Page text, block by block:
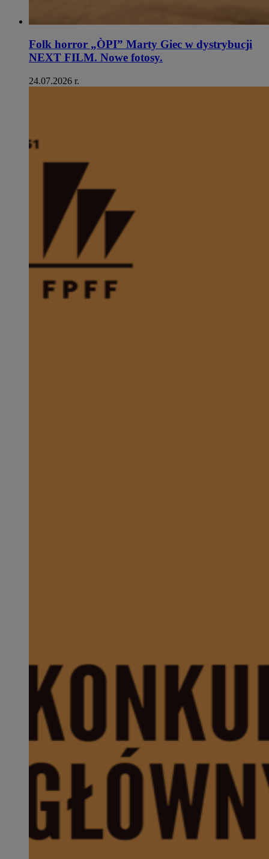
Folk horror „ÒPI” Marty Giec w dystrybucji
NEXT FILM. Nowe fotosy.
24.07.2026 r.